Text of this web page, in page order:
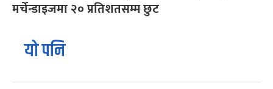
मर्चेन्डाइजमा २० प्रतिशतसम्म छुट
यो पनि